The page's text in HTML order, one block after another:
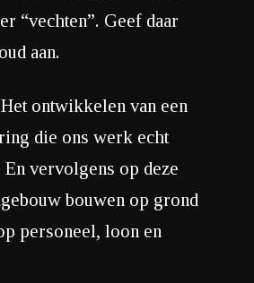
“vechten”. Geef daar
aan.
ontwikkelen van een
die ons werk echt
vervolgens op deze
bouwen op grond
personeel, loon en